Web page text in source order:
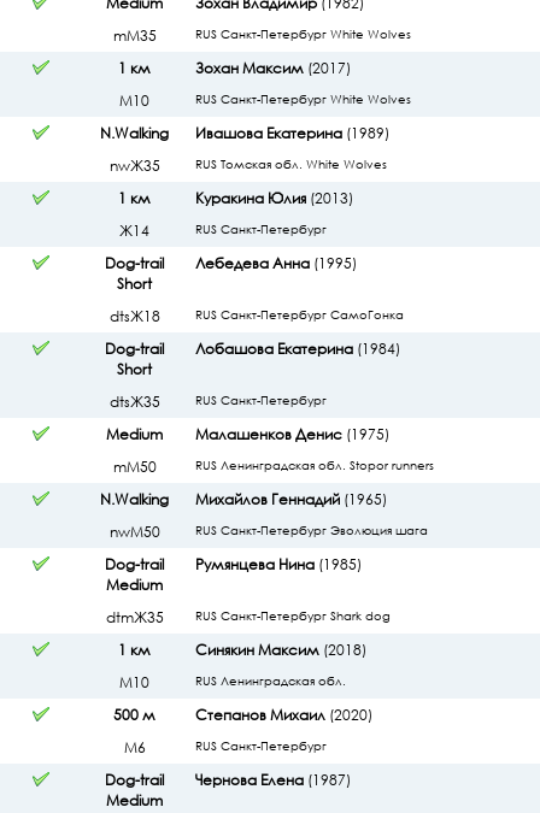
mМ35
RUS Санкт-Петербург White Wolves
1 км
М10
Зохан Максим(2017)
RUS Санкт-Петербург White Wolves
N.Walking
nwЖ35
Ивашова Екатерина(1989)
RUS Томская обл. White Wolves
1 км
Ж14
Куракина Юлия(2013)
RUS Санкт-Петербург
Dog-trail
Short
dtsЖ18
Лебедева Анна(1995)
RUS Санкт-Петербург СамоГонка
Dog-trail
Short
dtsЖ35
Лобашова Екатерина(1984)
RUS Санкт-Петербург
Medium
mМ50
Малашенков Денис(1975)
RUS Ленинградская обл. Stopor runners
N.Walking
nwМ50
Михайлов Геннадий(1965)
RUS Санкт-Петербург Эволюция шага
Dog-trail
Medium
dtmЖ35
Румянцева Нина(1985)
RUS Санкт-Петербург Shark dog
1 км
М10
Синякин Максим(2018)
RUS Ленинградская обл.
500 м
М6
Степанов Михаил(2020)
RUS Санкт-Петербург
Dog-trail
Medium
Чернова Елена(1987)